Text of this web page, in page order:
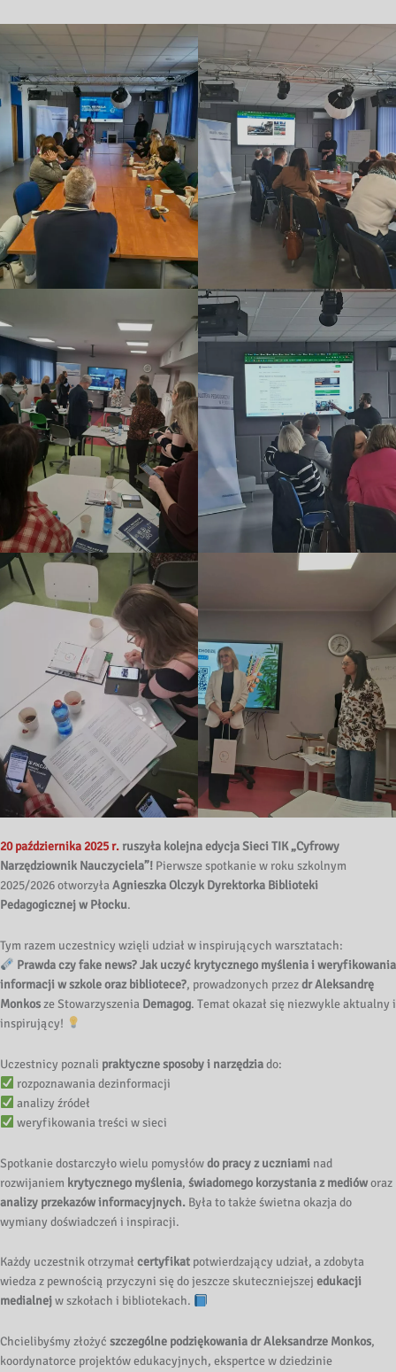
20 października 2025 r. ruszyła kolejna edycja Sieci TIK „Cyfrowy
Narzędziownik Nauczyciela”! Pierwsze spotkanie w roku szkolnym
2025/2026 otworzyłaAgnieszka Olczyk Dyrektorka Biblioteki
Pedagogicznej w Płocku.
Tym razem uczestnicy wzięli udział w inspirujących warsztatach:
Prawda czy fake news? Jak uczyć krytycznego myślenia i weryfikowania
informacji w szkole oraz bibliotece?, prowadzonych przezdr Aleksandrę
Monkosze Stowarzyszenia Demagog. Temat okazał się niezwykle aktualny i
inspirujący!
Uczestnicy poznali praktyczne sposoby i narzędziado:
rozpoznawania dezinformacji
analizy źródeł
weryfikowania treści w sieci
Spotkanie dostarczyło wielu pomysłówdo pracy z uczniami nad
rozwijaniem krytycznego myślenia, świadomego korzystania z medióworaz
analizy przekazów informacyjnych. Była to także świetna okazja do
wymiany doświadczeń i inspiracji.
Każdy uczestnik otrzymał certyfikat potwierdzający udział, a zdobyta
wiedza z pewnością przyczyni się do jeszcze skuteczniejszej edukacji
medialnejw szkołach i bibliotekach.
Chcielibyśmy złożyć szczególne podziękowania dr Aleksandrze Monkos,
koordynatorce projektów edukacyjnych, ekspertce w dziedzinie